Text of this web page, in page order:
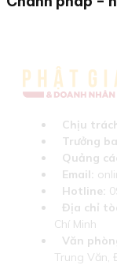
Chịu
Trưởng
Quảng
Email:
Hotline:
Địa chỉ
Chí Minh
Văn
Trung Văn,